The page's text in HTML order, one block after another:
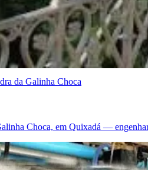
da Galinha Choca
Choca, em Quixadá —